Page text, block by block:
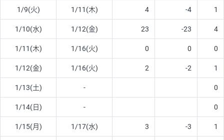
1/9(火) 1/11(木) 4 -4 1
1/10(水) 1/12(金) 23 -23 4
1/11(木) 1/16(火) 0 0 0
1/12(金) 1/16(火) 2 -2 1
1/13(土) - 0
1/14(日) - 0
1/15(月) 1/17(水) 3 -3 1